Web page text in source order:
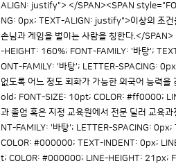
ALIGN: justify"> </SPAN><SPAN
NG: 0px; TEXT-ALIGN: justify">이상의 조건
손님과 게임을 벌이는 사람을 칭한다.</
-HEIGHT: 160%; FONT-FAMILY: '바탕';
ONT-FAMILY: '바탕'; LETTER-SPACING:
없도록 어느 정도 회화가 가능한 외국어 능력
old; FONT-SIZE: 10pt; COLOR: #ff0000;
과 졸업 혹은 지정 교육원에서 전문 딜러 교
NT-FAMILY: '바탕'; LETTER-SPACING:
COLOR: #000000; TEXT-INDENT: 0px;
t; COLOR: #000000; LINE-HEIGHT: 21px;